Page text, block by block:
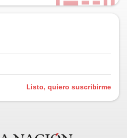
Listo, quiero suscribirme